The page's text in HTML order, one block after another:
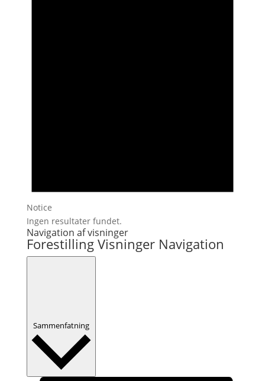
Notice
Ingen resultater fundet.
Navigation af visninger
Forestilling Visninger Navigation
Sammenfatning